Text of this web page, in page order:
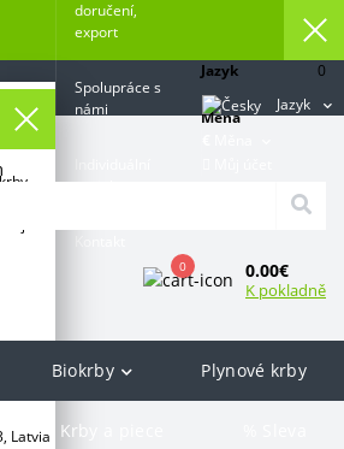
Latvia
doručení,
export
Spolupráce s
námi
projekt
Jazyk
Jazyk
Měna
0
0 0.00€
K pokladně
Biokrby Plynové krby
Krby a piece